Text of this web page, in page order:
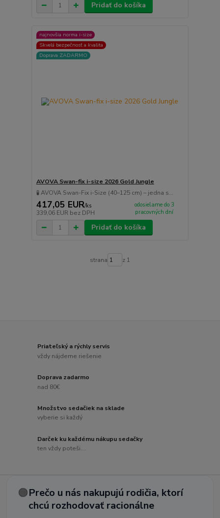
Pridať do košíka
najnovšia norma i-size
Skvelá bezpečnosť a kvalita
Doprava ZADARMO
AVOVA Swan-fix i-size 2026 Gold Jungle
🧪 AVOVA Swan-Fix i-Size (40–125 cm) – jedna s...
417,05 EUR/ks
339,06 EUR bez DPH
odosielame do 3
pracovných dní
Pridať do košíka
strana z 1
Priateľský a rýchly servis
vždy nájdeme riešenie
Doprava zadarmo
nad 80€
Množstvo sedačiek na sklade
vyberie si každý
Darček ku každému nákupu sedačky
ten vždy poteši....
🟠Prečo u nás nakupujú rodičia, ktorí
chcú rozhodovať racionálne